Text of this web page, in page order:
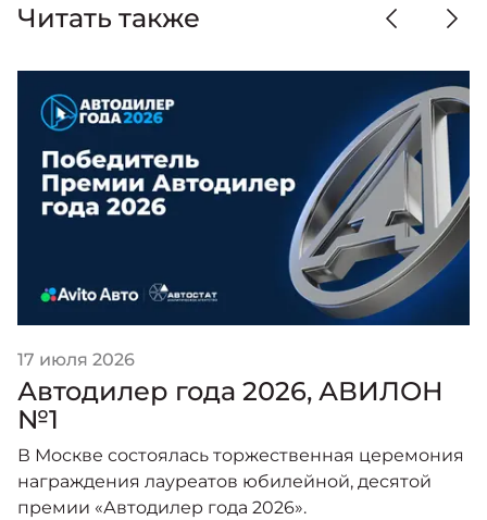
Читать также
17 июля 2026
Автодилер года 2026, АВИЛОН
№1
В Москве состоялась торжественная церемония
награждения лауреатов юбилейной, десятой
премии «Автодилер года 2026».